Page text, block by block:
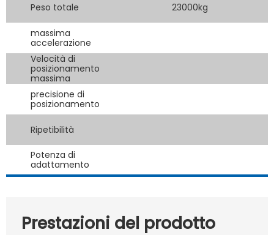
Peso totale 23000kg
massima
accelerazione
Velocità di
posizionamento
massima
precisione di
posizionamento
Ripetibilità
Potenza di
adattamento
Prestazioni del prodotto